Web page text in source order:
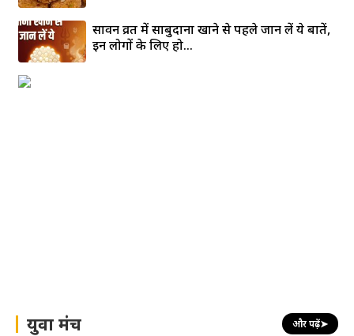
सावन व्रत में साबुदाना खाने से पहले जान लें ये बातें,
इन लोगों के लिए हो...
युवा मंच और पढ़ें➤